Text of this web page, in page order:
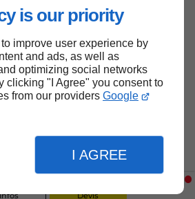
is our priority
improve user experience by
and ads, as well as
optimizing social networks
clicking "I Agree" you consent to
from our providers Google
I AGREE
Devis
Haut de page